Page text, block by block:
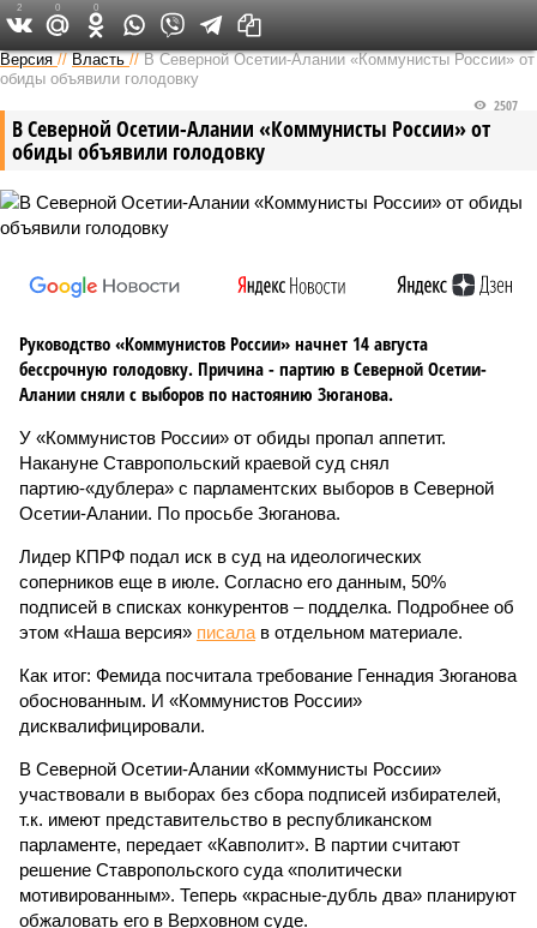
Версия на Кавказе
Версия //Власть //В Северной Осетии-Алании «Коммунисты России» от
обиды объявили голодовку
В Северной Осетии-Алании «Коммунисты России» от
обиды объявили голодовку
2507
Руководство «Коммунистов России» начнет 14 августа
бессрочную голодовку. Причина - партию в Северной Осетии-
Алании сняли с выборов по настоянию Зюганова.
У «Коммунистов России» от обиды пропал аппетит.
Накануне Ставропольский краевой суд снял
партию-«дублера» с парламентских выборов в Северной
Осетии-Алании. По просьбе Зюганова.
Лидер КПРФ подал иск в суд на идеологических
соперников еще в июле. Согласно его данным, 50%
подписей в списках конкурентов – подделка. Подробнее об
этом «Наша версия» писала в отдельном материале.
Как итог: Фемида посчитала требование Геннадия Зюганова
обоснованным. И «Коммунистов России»
дисквалифицировали.
В Северной Осетии-Алании «Коммунисты России»
участвовали в выборах без сбора подписей избирателей,
т.к. имеют представительство в республиканском
парламенте, передает «Кавполит». В партии считают
решение Ставропольского суда «политически
мотивированным». Теперь «красные-дубль два» планируют
обжаловать его в Верховном суде.
2 0 0